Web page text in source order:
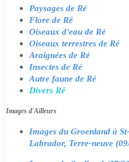
Paysages de Ré
Flore de Ré
Oiseaux d'eau de Ré
Oiseaux terrestres de Ré
Araignées de Ré
Insectes de Ré
Autre faune de Ré
Divers Ré
Images d'Ailleurs
Images du Groenland à
Labrador, Terre-neuve